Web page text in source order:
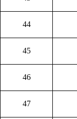
44
45
46
47